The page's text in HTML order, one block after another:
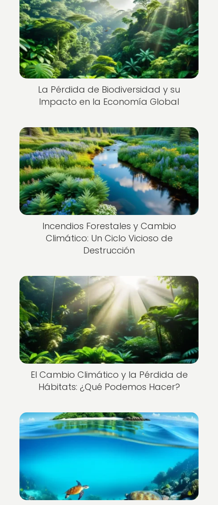
La Pérdida de Biodiversidad y su
Impacto en la Economía Global
Incendios Forestales y Cambio
Climático: Un Ciclo Vicioso de
Destrucción
El Cambio Climático y la Pérdida de
Hábitats: ¿Qué Podemos Hacer?